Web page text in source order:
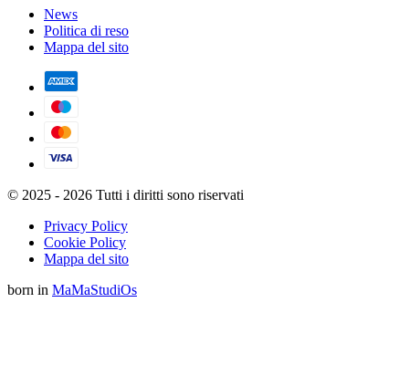
News
Politica di reso
Mappa del sito
© 2025 - 2026 Tutti i diritti sono riservati
Privacy Policy
Cookie Policy
Mappa del sito
born in MaMaStudiOs